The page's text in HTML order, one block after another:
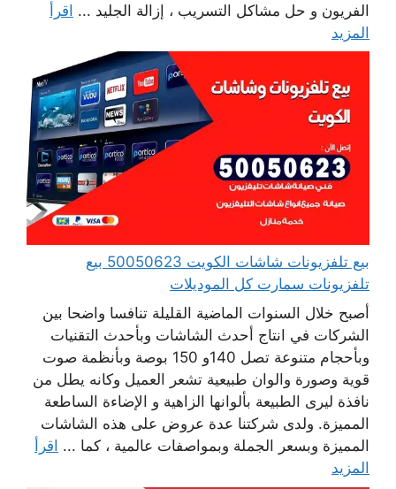
الفريون و حل مشاكل التسريب ، إزالة الجليد ... اقرأ
المزيد
بيع تلفزيونات شاشات الكويت 50050623 بيع
تلفزيونات سمارت كل الموديلات
أصبح خلال السنوات الماضية القليلة تنافسا واضحا بين
الشركات في انتاج أحدث الشاشات وبأحدث التقنيات
وبأحجام متنوعة تصل 140و 150 بوصة وبأنظمة صوت
قوية وصورة والوان طبيعية تشعر العميل وكانه يطل من
نافذة ليرى الطبيعة بألوانها الزاهية و الإضاءة الساطعة
المميزة. ولدى شركتنا عدة عروض على هذه الشاشات
المميزة وبسعر الجملة وبمواصفات عالمية ، كما ... اقرأ
المزيد